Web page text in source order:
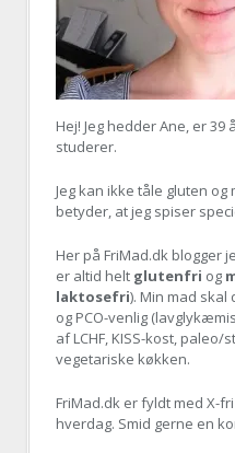
Hej! Jeg hedder Ane, er39
studerer.
Jeg kan ikke tåle gluten
betyder, at jeg spiser
Her på FriMad.dk blogger
er altid helt glutenfri og
laktosefri). Min mad
og PCO-venlig
af LCHF, KISS-kost,
vegetariske køkken.
FriMad.dk er fyldt med X-
hverdag. Smid gerne en